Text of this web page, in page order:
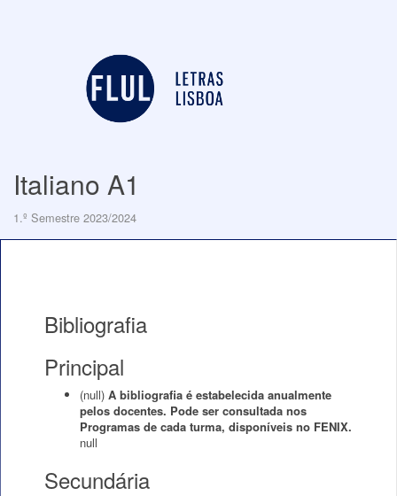
Italiano A1
1.º Semestre 2023/2024
Bibliografia
Principal
(null) A bibliografia é estabelecida anualmente
pelos docentes. Pode ser consultada nos
Programas de cada turma, disponíveis no FENIX.
null
Secundária